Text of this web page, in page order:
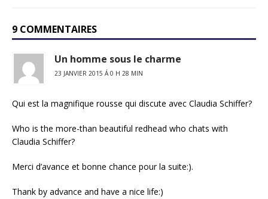
9 COMMENTAIRES
Un homme sous le charme
23 JANVIER 2015 Á 0 H 28 MIN
Qui est la magnifique rousse qui discute avec Claudia Schiffer?
Who is the more-than beautiful redhead who chats with
Claudia Schiffer?
Merci d’avance et bonne chance pour la suite:).
Thank by advance and have a nice life:)